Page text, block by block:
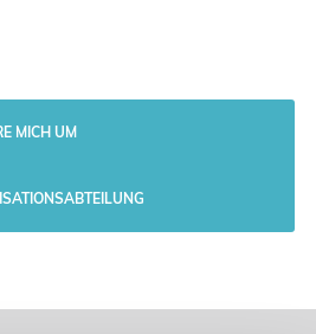
MICH UM